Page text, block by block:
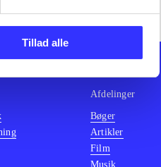
Tillad alle
Afdelinger
Bøger
Artikler
Film
Musik